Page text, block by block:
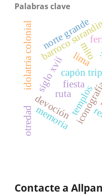
Palabras clave
mito
rutatemplos
barroco
idolatría colonial capón
lima
siglo xvii
devoción
norte grande
fiesta
memoria
otredad
Contacte a